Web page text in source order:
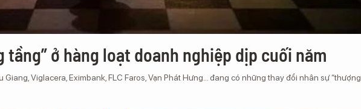
tầng” ở hàng loạt doanh nghiệp dịp cuối năm
Viglacera, Eximbank, FLC Faros, Vạn Phát Hưng... đang có những thay đổi nhân sự “thượng